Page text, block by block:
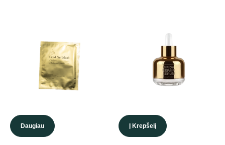
Daugiau Į Krepšelį